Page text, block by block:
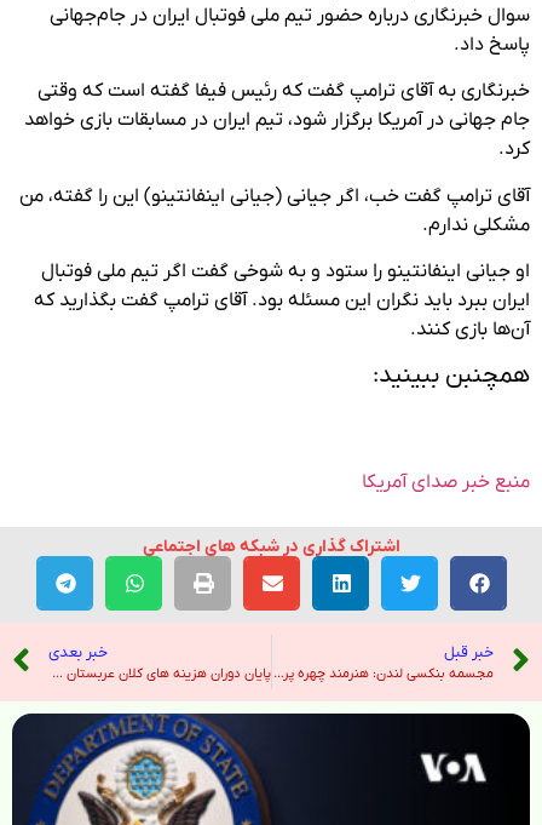
سوال خبرنگاری درباره حضور تیم ملی فوتبال ایران در جام‌جهانی
پاسخ داد.
خبرنگاری به آقای ترامپ گفت که رئیس فیفا گفته است که وقتی
جام جهانی در آمریکا برگزار شود، تیم ایران در مسابقات بازی خواهد
کرد.
آقای ترامپ گفت خب، اگر جیانی‌ (جیانی اینفانتینو) این را گفته، من
مشکلی ندارم.
او جیانی اینفانتینو را ستود و به شوخی گفت اگر تیم ملی فوتبال
ایران ببرد باید نگران این مسئله بود. آقای ترامپ گفت بگذارید که
آن‌ها بازی کنند.
همچنبن ببینید:
منبع خبر صدای آمریکا
اشتراک گذاری در شبکه های اجتماعی
خبر قبل
مجسمه بنکسی لندن: هنرمند چهره پرچم در نزدیکی مرکز خرید را تایید کرد – هندوستان امروز
خبر بعدی
پایان دوران هزینه های کلان عربستان سعودی برای پادشاهی و فراتر از آن چه معنایی دارد – نیویورک تایمز